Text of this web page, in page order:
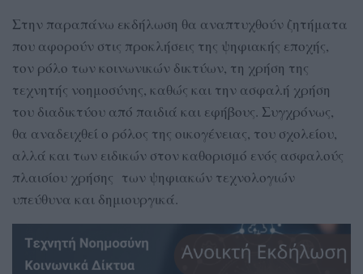
Στην παραπάνω εκδήλωση θα αναπτυχθούν ζητήματα
που αφορούν στις προκλήσεις της ψηφιακής εποχής,
τον ρόλο των κοινωνικών δικτύων, τη χρήση της
τεχνητής νοημοσύνης, καθώς και την ασφαλή χρήση
του διαδικτύου από παιδιά και εφήβους. Συγχρόνως,
θα αναδειχθεί ο ρόλος της οικογένειας, του σχολείου,
αλλά και των ειδικών στον καθορισμό ενός ασφαλούς
πλαισίου χρήσης των ψηφιακών τεχνολογιών
υπεύθυνα και δημιουργικά.